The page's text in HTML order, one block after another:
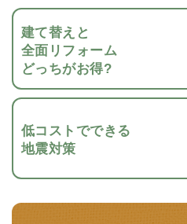
建て替えと
全面リフォーム
どっちがお得?
低コストでできる
地震対策